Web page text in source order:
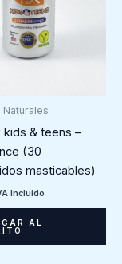
kids & teens –
(30
masticables)
Incluido
AL